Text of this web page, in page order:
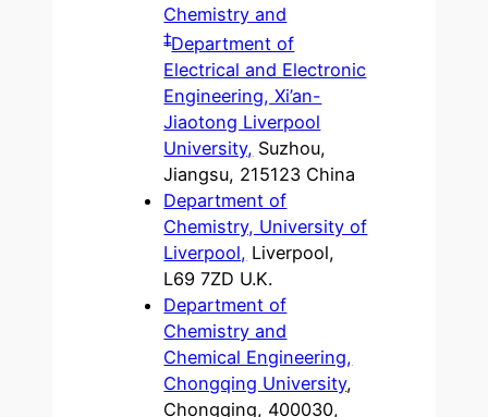
Chemistry and
‡Department of
Electrical and Electronic
Engineering, Xi’an-
Jiaotong Liverpool
University, Suzhou,
Jiangsu, 215123 China
Department of
Chemistry, University of
Liverpool, Liverpool,
L69 7ZD U.K.
Department of
Chemistry and
Chemical Engineering,
Chongqing University,
Chongqing, 400030,